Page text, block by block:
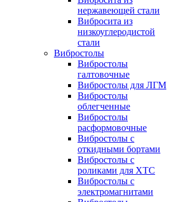
нержавеющей стали
Вибросита из
низкоуглеродистой
стали
Вибростолы
Вибростолы
галтовочные
Вибростолы для ЛГМ
Вибростолы
облегченные
Вибростолы
расформовочные
Вибростолы с
откидными бортами
Вибростолы с
роликами для ХТС
Вибростолы с
электромагнитами